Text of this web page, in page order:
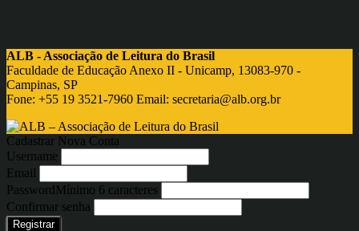
ALB - Associação de Leitura do Brasil
Faculdade de Educação Anexo II - Unicamp, 13083-970 -
Campinas, SP
Fone: +55 19 3521-7960 Email: secretaria@alb.org.br
Cadastrar Nova Conta
Username
Email
PasswordMínimo 6 caracteres
Confirmar senha
Registrar